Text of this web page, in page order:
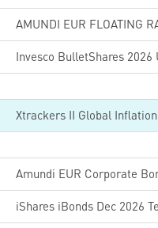
Xtrackers II Global